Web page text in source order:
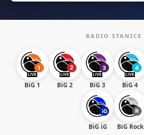
RADIO STANICE
BiG 1 BiG 2 BiG 3 BiG 4
BiG iG BiG Rock